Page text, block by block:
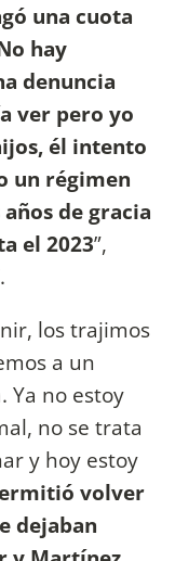
una cuota
hay
denuncia
ver pero yo
él intento
un régimen
de gracia
el 2023”,
los trajimos
a un
Ya no estoy
no se trata
y hoy estoy
volver
dejaban